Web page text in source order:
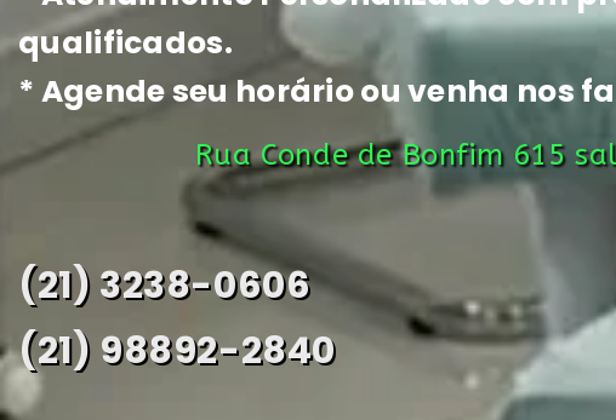
qualificados.
* Agende seu horário ou venha nos
Rua Conde de Bonfim 615
(21) 3238-0606
(21) 98892-2840